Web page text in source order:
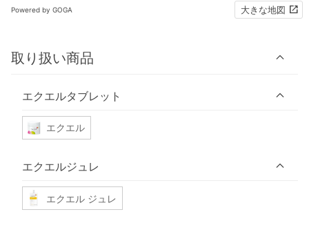
Powered by GOGA 大きな地図
取り扱い商品
エクエルタブレット
エクエル
エクエルジュレ
エクエル ジュレ